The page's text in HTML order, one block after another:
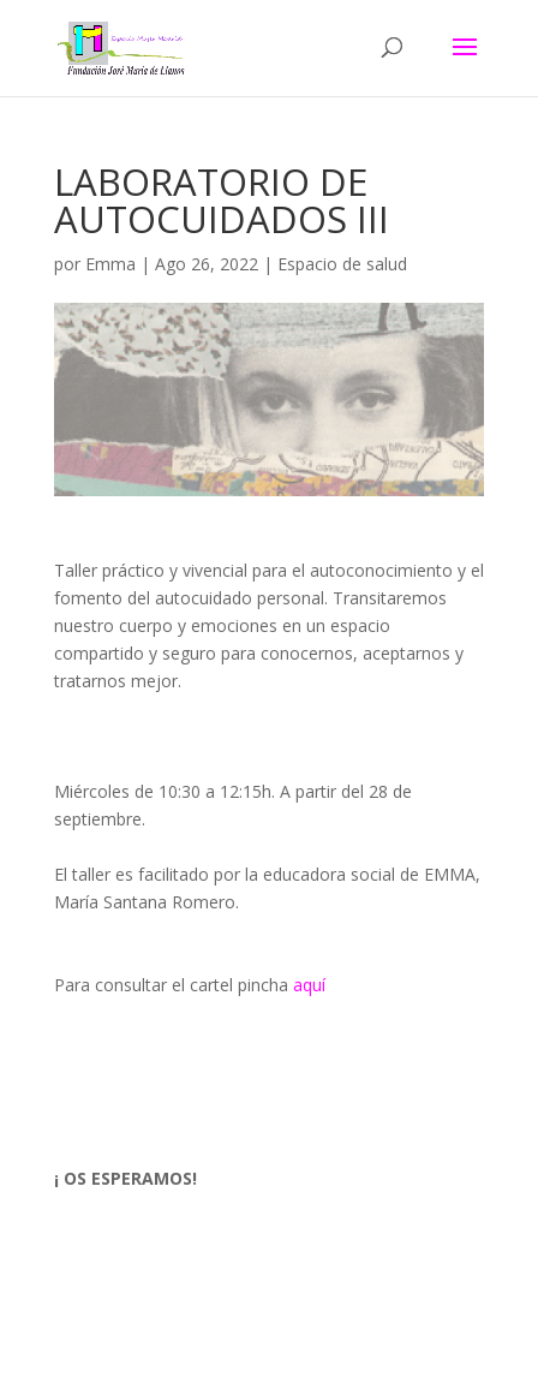
LABORATORIO DE
AUTOCUIDADOS III
por Emma | Ago 26, 2022| Espacio de salud
Taller práctico y vivencial para el autoconocimiento y el
fomento del autocuidado personal. Transitaremos
nuestro cuerpo y emociones en un espacio
compartido y seguro para conocernos, aceptarnos y
tratarnos mejor.
Miércoles de 10:30 a 12:15h. A partir del 28 de
septiembre.
El taller es facilitado por la educadora social de EMMA,
María Santana Romero.
Para consultar el cartel pincha aquí
¡ OS ESPERAMOS!